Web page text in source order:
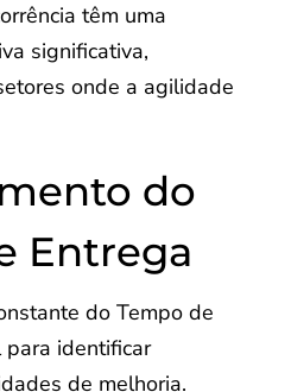
têm uma
significativa,
onde a agilidade
do
Entrega
do Tempo de
para identificar
de melhoria.